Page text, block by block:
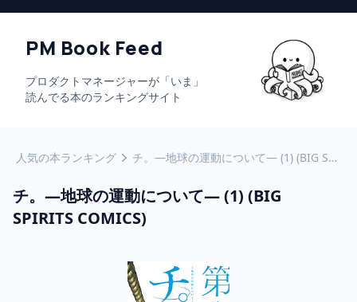
PM Book Feed
プロダクトマネージャーが「いま」
読んでる本のランキングサイト
人気の本ランキング チ。―地球の運動について― (1) (BIG SPIRITS COMICS)
チ。―地球の運動について― (1) (BIG
SPIRITS COMICS)